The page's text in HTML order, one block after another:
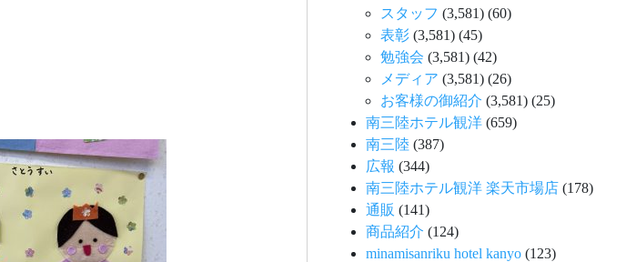
スタッフ (3,581) (60)
表彰 (3,581) (45)
勉強会 (3,581) (42)
メディア (3,581) (26)
お客様の御紹介 (3,581) (25)
南三陸ホテル観洋 (659)
南三陸 (387)
広報 (344)
南三陸ホテル観洋 楽天市場店 (178)
通販 (141)
商品紹介 (124)
minamisanriku hotel kanyo (123)